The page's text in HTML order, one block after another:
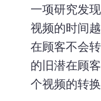
一项研究发现
视频的时间
在顾客不会转
的旧潜在顾
个视频的转换